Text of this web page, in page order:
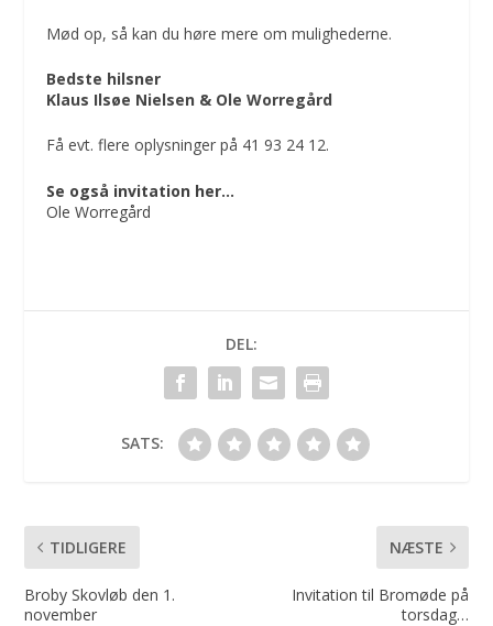
Mød op, så kan du høre mere om mulighederne.
Bedste hilsner
Klaus Ilsøe Nielsen & Ole Worregård
Få evt. flere oplysninger på 41 93 24 12.
Se også invitation her…
Ole Worregård
DEL:
SATS:
TIDLIGERE
Broby Skovløb den 1.
november
NÆSTE
Invitation til Bromøde på
torsdag…